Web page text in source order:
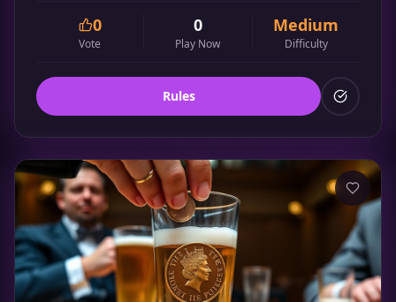
0
Vote
0
Play Now
Medium
Difficulty
Rules